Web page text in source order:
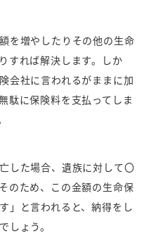
を増やしたりその他の生命
すれば解決します。しか
会社に言われるがままに加
駄に保険料を支払ってしま
した場合、遺族に対して〇
のため、この金額の生命保
」と言われると、納得をし
しょう。